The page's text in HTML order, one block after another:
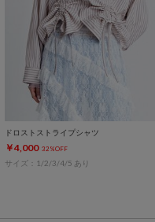
ドロストストライプシャツ
￥4,000 32%OFF
サイズ：1/2/3/4/5 あり